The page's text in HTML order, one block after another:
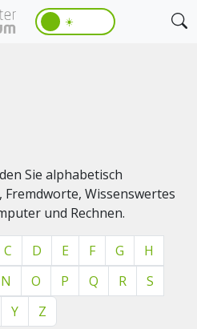
☀️
Sie alphabetisch
Wissenswertes
und Rechnen.
C D E F G
H
N O P Q R
S
Y Z